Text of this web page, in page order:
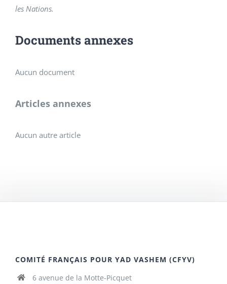
les Nations.
Documents annexes
Aucun document
Articles annexes
Aucun autre article
COMITÉ FRANÇAIS POUR YAD VASHEM (CFYV)
6 avenue de la Motte-Picquet